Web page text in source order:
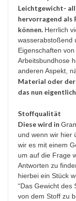
Leichtgewicht-
hervorragend als
können. Herrlich
wasserabstoßend
Eigenschaften
Arbeitsbundhose
anderen Aspekt,
Material oder
das nun
Stoffqualität
Diese wird in
und wenn wir hier
wir es mit einem
um auf die Frage
Antworten zu
hierbei ein Stück
“Das Gewicht des
von dem Stoff zu